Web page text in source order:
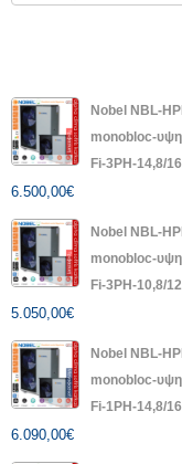
Nobel NBL-
monobloc-
Fi-3PH-14,8/
6.500,00€
Nobel NBL-
monobloc-
Fi-3PH-10,8/
5.050,00€
Nobel NBL-
monobloc-
Fi-1PH-14,8/
6.090,00€